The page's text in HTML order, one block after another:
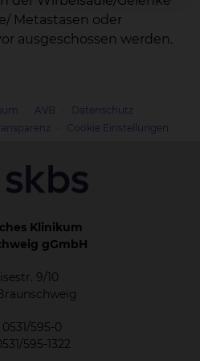
Metastasen oder
ausgeschossen werden.
AVB
Datenschutz
Cookie Einstellungen
Klinikum
gGmbH
9/10
0531/595-0
595-1322